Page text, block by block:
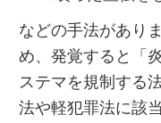
などの手法がありま
め、発覚すると「
ステマを規制する
法や軽犯罪法に該